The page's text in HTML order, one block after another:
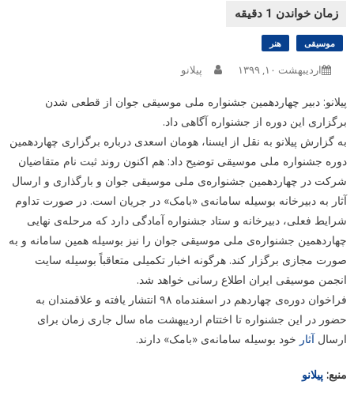
موسیقی هنر
اردیبهشت ۱۰, ۱۳۹۹ پیلانو
پیلانو: دبیر چهاردهمین جشنواره ملی موسیقی جوان از قطعی شدن
برگزاری این دوره از جشنواره آگاهی داد.
به گزارش پیلانو به نقل از ایسنا، هومان اسعدی درباره برگزاری چهاردهمین
دوره جشنواره ملی موسیقی توضیح داد: هم اکنون روند ثبت نام متقاضیان
شرکت در چهاردهمین جشنواره‌ی ملی موسیقی جوان و بارگذاری و ارسال
آثار به دبیرخانه بوسیله سامانه‌ی «بامک» در جریان است. در صورت تداوم
شرایط فعلی، دبیرخانه و ستاد جشنواره آمادگی دارد که مرحله‌ی نهایی
چهاردهمین جشنواره‌ی ملی موسیقی جوان را نیز بوسیله همین سامانه و به
صورت مجازی برگزار کند. هرگونه اخبار تکمیلی متعاقباً بوسیله سایت
انجمن موسیقی ایران اطلاع رسانی خواهد شد.
فراخوان دوره‌ی چهاردهم در اسفندماه ۹۸ انتشار یافته و علاقمندان به
حضور در این جشنواره تا اختتام اردیبهشت ماه سال جاری زمان برای
ارسالآثار خود بوسیله سامانه‌ی «بامک» دارند.
منبع: پیلانو